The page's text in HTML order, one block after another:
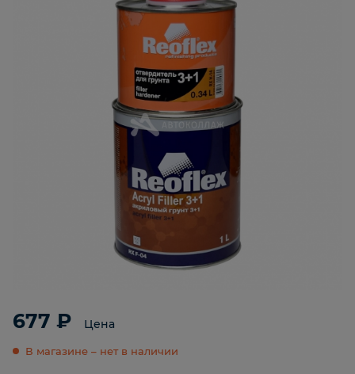
677 ₽ Цена
В магазине – нет в наличии